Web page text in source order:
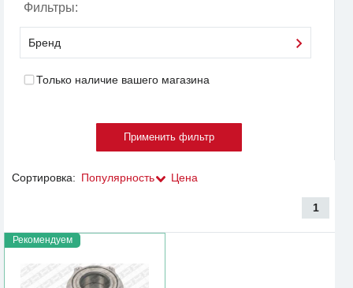
Фильтры:
Бренд
Только наличие вашего магазина
Сортировка: Популярность Цена
1
Рекомендуем